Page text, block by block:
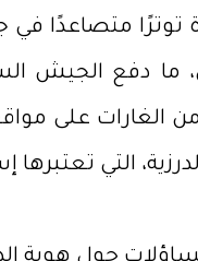
توترًا متصاعدًا
ما دفع الجيش
الغارات على
التي